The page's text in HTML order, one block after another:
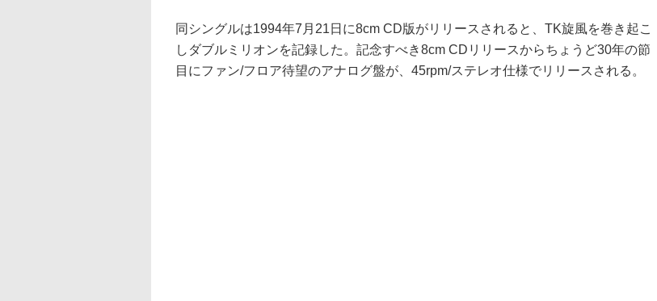
同シングルは1994年7月21日に8cm CD版がリリースされると、TK旋風を巻き起こ
しダブルミリオンを記録した。記念すべき8cm CDリリースからちょうど30年の節
目にファン/フロア待望のアナログ盤が、45rpm/ステレオ仕様でリリースされる。